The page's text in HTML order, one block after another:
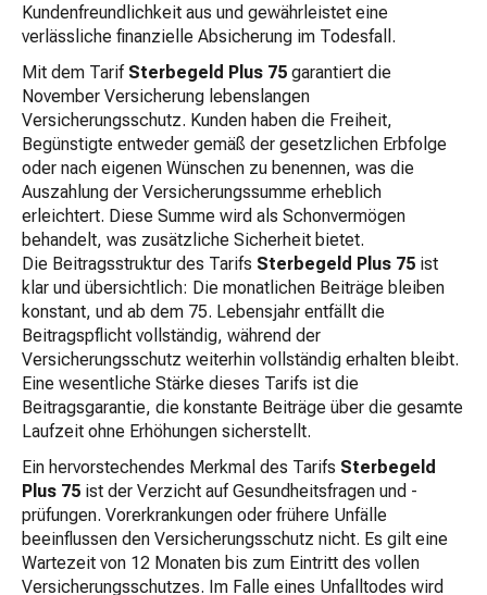
Kundenfreundlichkeit aus und gewährleistet eine
verlässliche finanzielle Absicherung im Todesfall.
Mit dem Tarif Sterbegeld Plus 75 garantiert die
November Versicherung lebenslangen
Versicherungsschutz. Kunden haben die Freiheit,
Begünstigte entweder gemäß der gesetzlichen Erbfolge
oder nach eigenen Wünschen zu benennen, was die
Auszahlung der Versicherungssumme erheblich
erleichtert. Diese Summe wird als Schonvermögen
behandelt, was zusätzliche Sicherheit bietet.
Die Beitragsstruktur des Tarifs Sterbegeld Plus 75 ist
klar und übersichtlich: Die monatlichen Beiträge bleiben
konstant, und ab dem 75. Lebensjahr entfällt die
Beitragspflicht vollständig, während der
Versicherungsschutz weiterhin vollständig erhalten bleibt.
Eine wesentliche Stärke dieses Tarifs ist die
Beitragsgarantie, die konstante Beiträge über die gesamte
Laufzeit ohne Erhöhungen sicherstellt.
Ein hervorstechendes Merkmal des Tarifs Sterbegeld
Plus 75 ist der Verzicht auf Gesundheitsfragen und -
prüfungen. Vorerkrankungen oder frühere Unfälle
beeinflussen den Versicherungsschutz nicht. Es gilt eine
Wartezeit von 12 Monaten bis zum Eintritt des vollen
Versicherungsschutzes. Im Falle eines Unfalltodes wird